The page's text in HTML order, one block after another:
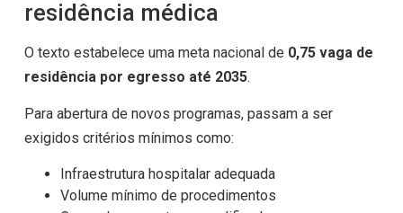
residência médica
O texto estabelece uma meta nacional de 0,75 vaga de
residência por egresso até 2035.
Para abertura de novos programas, passam a ser
exigidos critérios mínimos como:
Infraestrutura hospitalar adequada
Volume mínimo de procedimentos